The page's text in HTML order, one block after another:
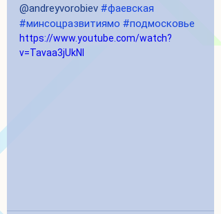
@andreyvorobiev #фаевская
#минсоцразвитиямо #подмосковье
https://www.youtube.com/watch?
v=Tavaa3jUkNI